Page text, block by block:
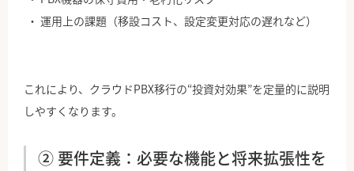
運用上の課題（移設コスト、設定変更対応の遅れなど）
これにより、クラウドPBX移行の“投資対効果”を定量的に説明
しやすくなります。
② 要件定義：必要な機能と将来拡張性を